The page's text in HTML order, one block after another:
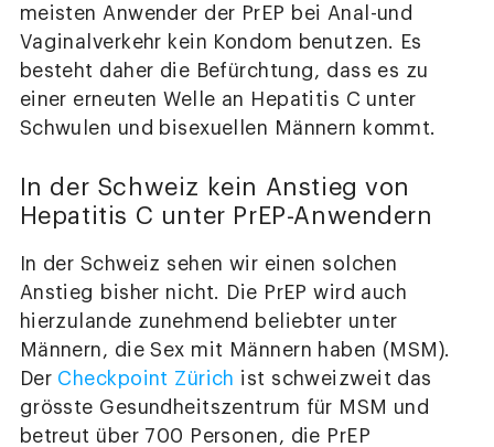
meisten Anwender der PrEP bei Anal-und
Vaginalverkehr kein Kondom benutzen. Es
besteht daher die Befürchtung, dass es zu
einer erneuten Welle an Hepatitis C unter
Schwulen und bisexuellen Männern kommt.
In der Schweiz kein Anstieg von
Hepatitis C unter PrEP-Anwendern
In der Schweiz sehen wir einen solchen
Anstieg bisher nicht. Die PrEP wird auch
hierzulande zunehmend beliebter unter
Männern, die Sex mit Männern haben (MSM).
Der Checkpoint Zürich ist schweizweit das
grösste Gesundheitszentrum für MSM und
betreut über 700 Personen, die PrEP